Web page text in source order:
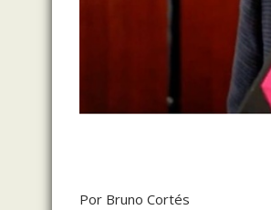
Por Bruno Cortés